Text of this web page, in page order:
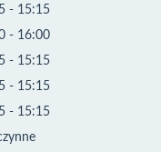
- 15:15
- 16:00
- 15:15
- 15:15
- 15:15